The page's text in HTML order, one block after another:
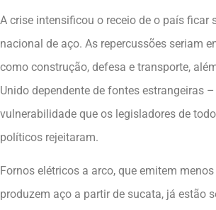
A crise intensificou o receio de o país ficar
nacional de aço. As repercussões seriam
como construção, defesa e transporte,
Unido dependente de fontes estrangeiras
vulnerabilidade que os legisladores de
políticos rejeitaram.
Fornos elétricos a arco, que emitem
produzem aço a partir de sucata, já estão